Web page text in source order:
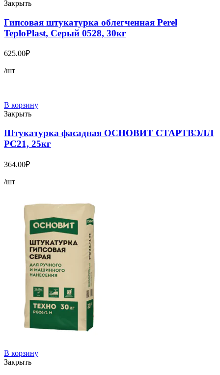
Закрыть
Гипсовая штукатурка облегченная Perel
TeploPlast, Серый 0528, 30кг
625.00₽
/шт
В корзину
Закрыть
Штукатурка фасадная ОСНОВИТ СТАРТВЭЛЛ
PC21, 25кг
364.00₽
/шт
В корзину
Закрыть